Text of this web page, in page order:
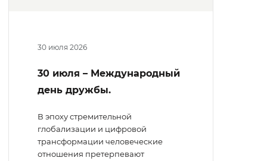
30 июля 2026
30 июля – Международный
день дружбы.
В эпоху стремительной
глобализации и цифровой
трансформации человеческие
отношения претерпевают